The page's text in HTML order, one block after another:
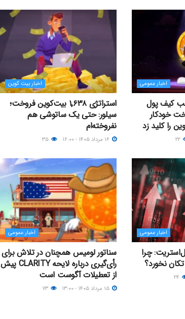
اخبار عمومی
کیف پول
خودکار
را کلید زد
اخبار بیت کوین
استراتژی ۱٬۶۳۸ بیت‌کوین فروخت؛
سیلور: حتی یک ساتوشی هم
نفروخته‌ام
اخبار عمومی
چرا
تکان نخورد؟
اخبار عمومی
سناتور لومیس همچنان در تلاش برای
رأی‌گیری درباره لایحه CLARITY پیش
از تعطیلات آگوست است